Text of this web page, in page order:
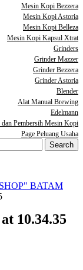
Mesin Kopi Bezzera
Mesin Kopi Astoria
Mesin Kopi Belleza
Mesin Kopi Kapsul Xtrat
Grinders
Grinder Mazzer
Grinder Bezzera
Grinder Astoria
Blender
Alat Manual Brewing
Edelmann
dan Pembersih Mesin Kopi
Page Peluang Usaha
BATAM
10.34.35